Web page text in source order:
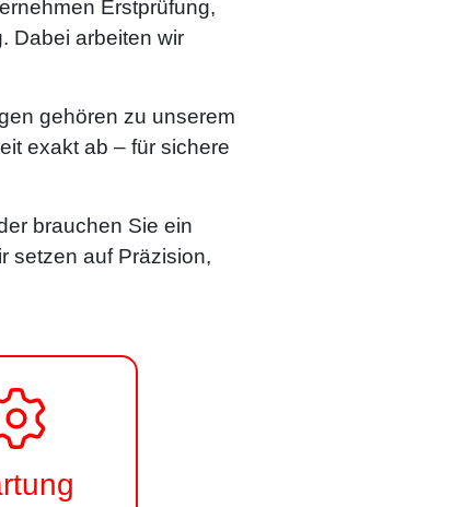
Erstprüfung,
Dabei arbeiten wir
gehören zu unserem
exakt ab – für sichere
brauchen Sie ein
setzen auf Präzision,